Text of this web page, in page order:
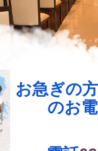
大蔵堂 友の会
お客様の声
葬儀後に必要な手続き
葬儀後の手続きガイド
鹿児島湾で海洋散骨
お急ぎの
のお